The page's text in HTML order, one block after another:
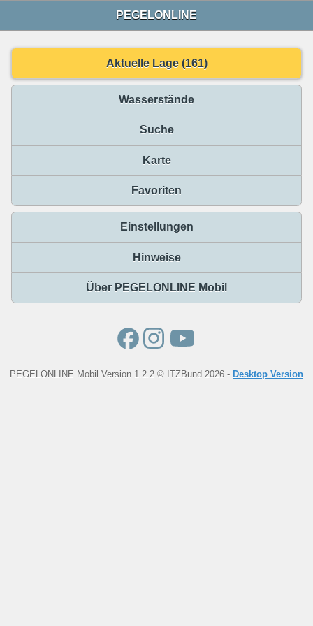
PEGELONLINE
Aktuelle Lage (161)
Wasserstände
Suche
Karte
Favoriten
Einstellungen
Hinweise
Über PEGELONLINE Mobil
PEGELONLINE Mobil Version 1.2.2 © ITZBund 2026 - Desktop Version